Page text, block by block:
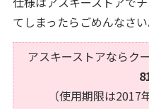
てしまったらごめんなさい
アスキーストアならク
（使用期限は2017